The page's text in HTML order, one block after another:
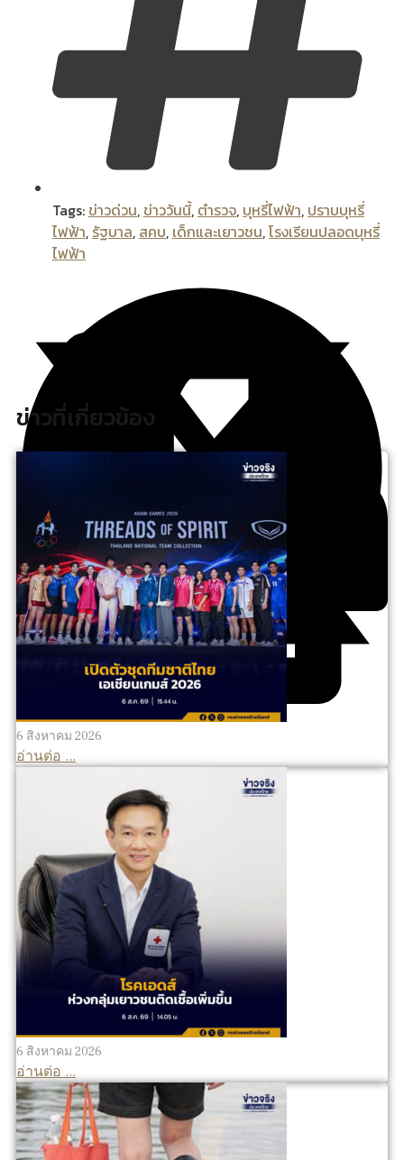
Tags: ข่าวด่วน, ข่าววันนี้, ตำรวจ, บุหรี่ไฟฟ้า, ปราบบุหรี่
ไฟฟ้า, รัฐบาล, สคบ, เด็กและเยาวชน,โรงเรียนปลอดบุหรี่
ไฟฟ้า
ข่าวที่เกี่ยวข้อง
6 สิงหาคม 2026
อ่านต่อ ...
6 สิงหาคม 2026
อ่านต่อ ...